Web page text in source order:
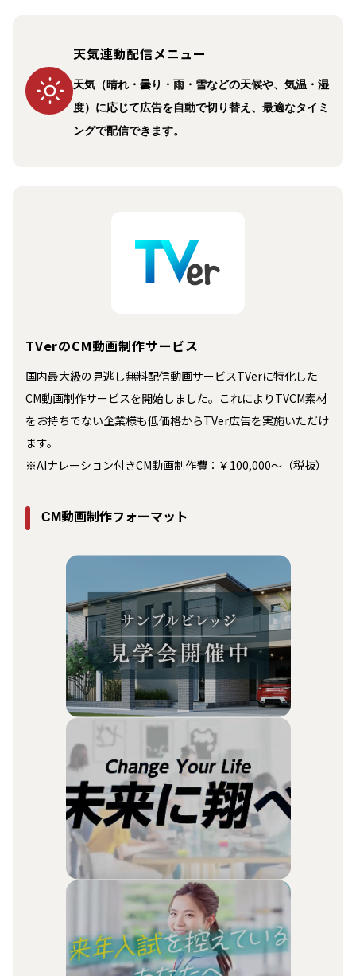
天気連動配信メニュー
天気（晴れ・曇り・雨・雪などの天候や、気温・湿
度）に応じて広告を自動で切り替え、最適なタイミ
ングで配信できます。
TVerのCM動画制作サービス
国内最大級の見逃し無料配信動画サービスTVerに特化した
CM動画制作サービスを開始しました。これによりTVCM素材
をお持ちでない企業様も低価格からTVer広告を実施いただけ
ます。
※AIナレーション付きCM動画制作費：￥100,000〜（税抜）
CM動画制作フォーマット